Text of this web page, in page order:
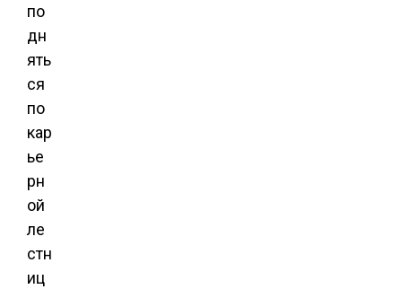
по
дн
ять
ся
по
кар
ье
рн
ой
ле
стн
иц